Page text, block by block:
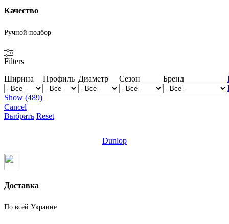
Качество
Ручной подбор
Filters
Ширина
Профиль Диаметр Сезон Бренд
Show (489)
Cancel
Выбрать Reset
Dunlop
Доставка
По всей Украине